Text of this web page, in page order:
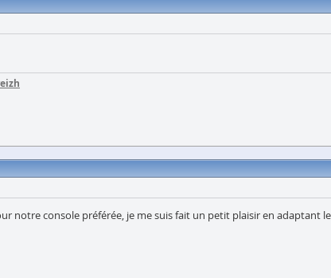
console préférée, je me suis fait un petit plaisir en adaptant le